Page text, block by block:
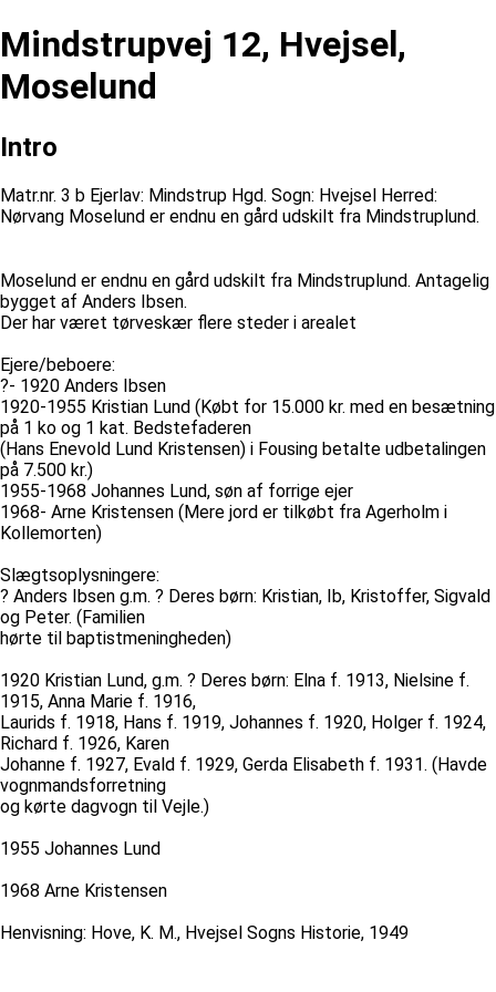
Mindstrupvej 12, Hvejsel,
Moselund
Intro
Matr.nr. 3 b Ejerlav: Mindstrup Hgd. Sogn: Hvejsel Herred:
Nørvang Moselund er endnu en gård udskilt fra Mindstruplund.
Moselund er endnu en gård udskilt fra Mindstruplund. Antagelig
bygget af Anders Ibsen.
Der har været tørveskær flere steder i arealet
Ejere/beboere:
?- 1920 Anders Ibsen
1920-1955 Kristian Lund (Købt for 15.000 kr. med en besætning
på 1 ko og 1 kat. Bedstefaderen
(Hans Enevold Lund Kristensen) i Fousing betalte udbetalingen
på 7.500 kr.)
1955-1968 Johannes Lund, søn af forrige ejer
1968- Arne Kristensen (Mere jord er tilkøbt fra Agerholm i
Kollemorten)
Slægtsoplysningere:
? Anders Ibsen g.m. ? Deres børn: Kristian, Ib, Kristoffer, Sigvald
og Peter. (Familien
hørte til baptistmeningheden)
1920 Kristian Lund, g.m. ? Deres børn: Elna f. 1913, Nielsine f.
1915, Anna Marie f. 1916,
Laurids f. 1918, Hans f. 1919, Johannes f. 1920, Holger f. 1924,
Richard f. 1926, Karen
Johanne f. 1927, Evald f. 1929, Gerda Elisabeth f. 1931. (Havde
vognmandsforretning
og kørte dagvogn til Vejle.)
1955 Johannes Lund
1968 Arne Kristensen
Henvisning: Hove, K. M., Hvejsel Sogns Historie, 1949